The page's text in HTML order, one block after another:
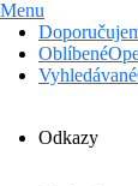
Menu
Oblíbené
Vyhledávané
Odkazy